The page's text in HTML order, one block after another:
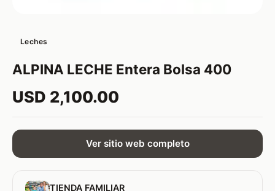
Leches
ALPINA LECHE Entera Bolsa 400
USD 2,100.00
Ver sitio web completo
TIENDA FAMILIAR